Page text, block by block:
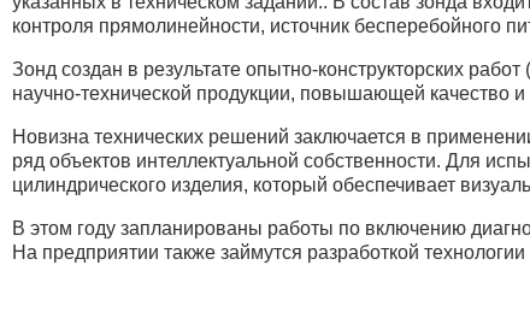
контроля прямолинейности, источник бесперебойного
Зонд создан в результате опытно-конструкторских
научно-технической продукции, повышающей качество
Новизна технических решений заключается в
ряд объектов интеллектуальной собственности. Для
цилиндрического изделия, который обеспечивает
В этом году запланированы работы по включению
На предприятии также займутся разработкой